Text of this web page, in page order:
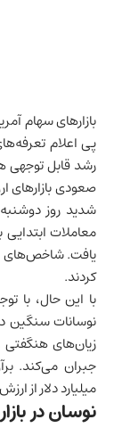
بازارهای سهام
پی اعلام
رشد قابل توجهی
صعودی بازارهای
شدید روز
کردند.
با این حال، با
نوسانات سنگین
زیان‌های هنگفتی
جبران می‌کند.
میلیارد دلار از
نوسان در